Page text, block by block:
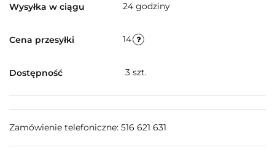
Wysyłka w ciągu 24 godziny
Cena przesyłki 14
Dostępność 3 szt.
Zamówienie telefoniczne: 516 621 631